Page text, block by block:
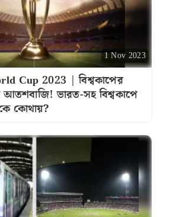
1 Nov 2023
Cup 2023 | বিশ্বকাপের
আতশবাজি! ভারত-সহ বিশ্বকাপে
কোথায়?